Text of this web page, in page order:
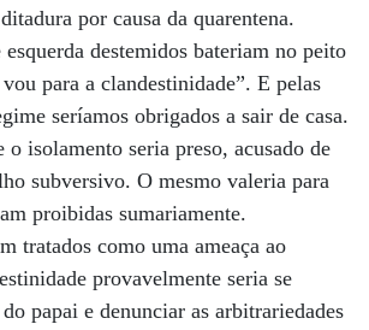
por causa da quarentena.
destemidos bateriam no peito
para a clandestinidade”. E pelas
seríamos obrigados a sair de casa.
o isolamento seria preso, acusado de
subversivo. O mesmo valeria para
proibidas sumariamente.
tratados como uma ameaça ao
provavelmente seria se
papai e denunciar as arbitrariedades